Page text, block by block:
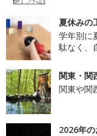
夏休みの
学年別に
駄なく、
関東・関
関東や関
2026年